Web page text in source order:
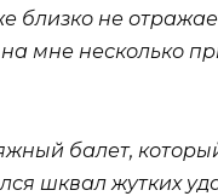
близко не
мне несколько
балет,
шквал жутких